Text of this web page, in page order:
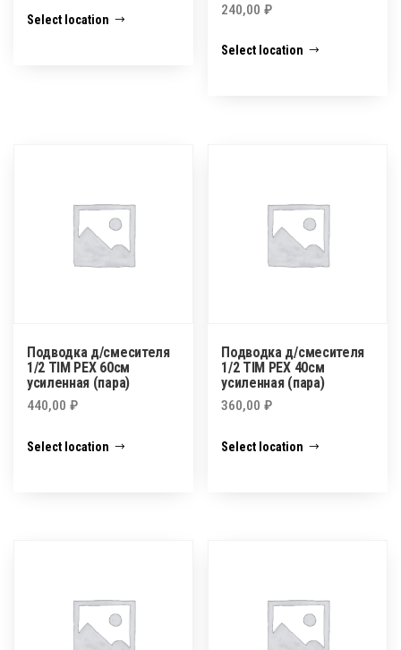
Select location
240,00₽
Select location
Подводка д/смесителя
1/2 TIM PEX 60см
усиленная (пара)
440,00 ₽
Select location
Подводка д/смесителя
1/2 TIM PEX 40см
усиленная (пара)
360,00₽
Select location